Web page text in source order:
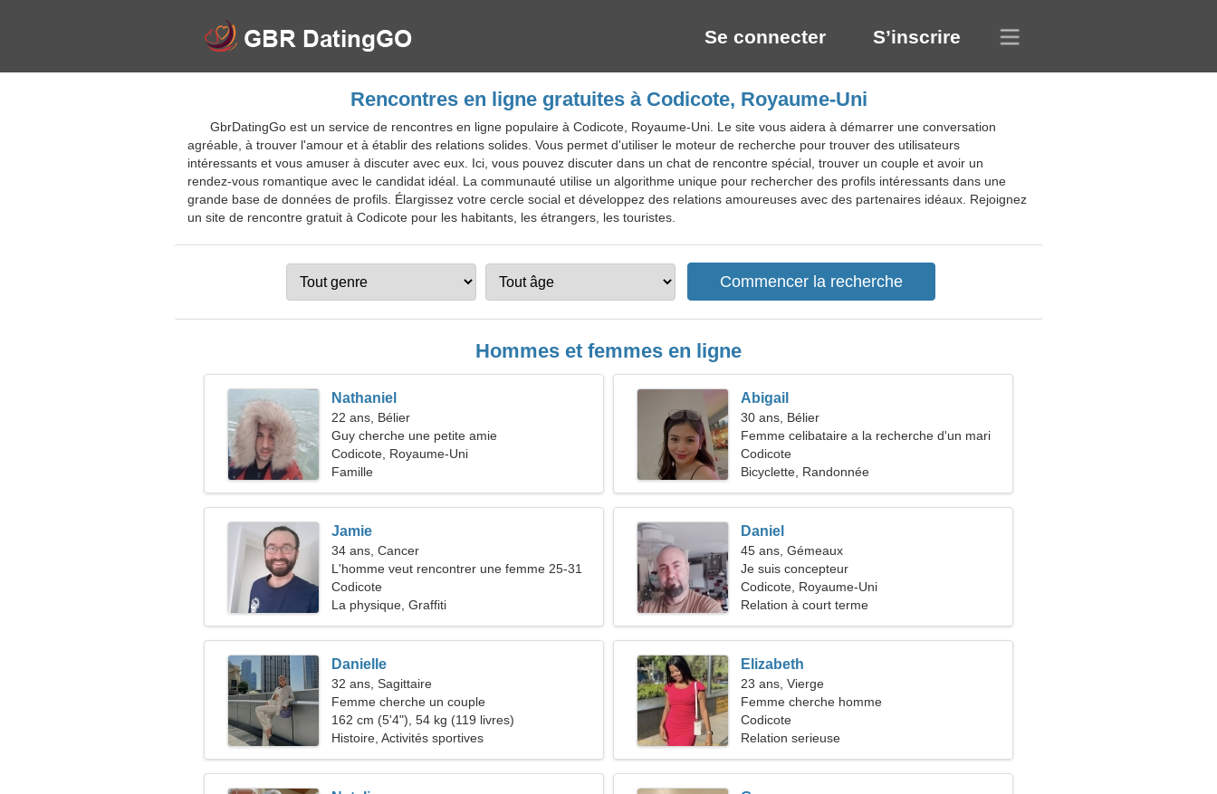
Se connecter S’inscrire
Rencontres en ligne gratuites à Codicote, Royaume-Uni
GbrDatingGo est un service de rencontres en ligne populaire à Codicote, Royaume-Uni. Le site vous aidera à démarrer une conversation
agréable, à trouver l'amour et à établir des relations solides. Vous permet d'utiliser le moteur de recherche pour trouver des utilisateurs
intéressants et vous amuser à discuter avec eux. Ici, vous pouvez discuter dans un chat de rencontre spécial, trouver un couple et avoir un
rendez-vous romantique avec le candidat idéal. La communauté utilise un algorithme unique pour rechercher des profils intéressants dans une
grande base de données de profils. Élargissez votre cercle social et développez des relations amoureuses avec des partenaires idéaux. Rejoignez
un site de rencontre gratuit à Codicote pour les habitants, les étrangers, les touristes.
Hommes et femmes en ligne
Nathaniel
22 ans, Bélier
Guy cherche une petite amie
Codicote, Royaume-Uni
Famille
Abigail
30 ans, Bélier
Femme celibataire a la recherche d'un mari
33-42
Codicote
Bicyclette, Randonnée
Jamie
34 ans, Cancer
L'homme veut rencontrer une femme 25-31
Codicote
La physique, Graffiti
Daniel
45 ans, Gémeaux
Je suis concepteur
Codicote, Royaume-Uni
Relation à court terme
Danielle
32 ans, Sagittaire
Femme cherche un couple
162 cm (5'4"), 54 kg (119 livres)
Histoire, Activités sportives
Elizabeth
23 ans, Vierge
Femme cherche homme
Codicote
Relation serieuse